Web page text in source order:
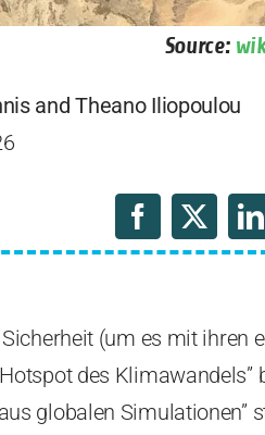
Source:
and Theano Iliopoulou
(um es mit ihren
des
globalen Simulationen”